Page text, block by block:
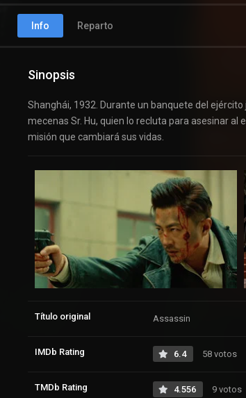
Info Reparto
Sinopsis
Shanghái, 1932. Durante un banquete del
mecenas Sr. Hu, quien lo recluta para asesinar
misión que cambiará sus vidas.
Título original Assassin
IMDb Rating 6.4 58 votos
TMDb Rating 4.556 9 votos